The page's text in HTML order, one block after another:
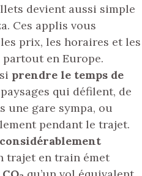
devient aussi simple
Ces applis vous
prix, les horaires et les
en Europe.
prendre le temps de
qui défilent, de
une gare sympa, ou
pendant le trajet.
trajet en train émet